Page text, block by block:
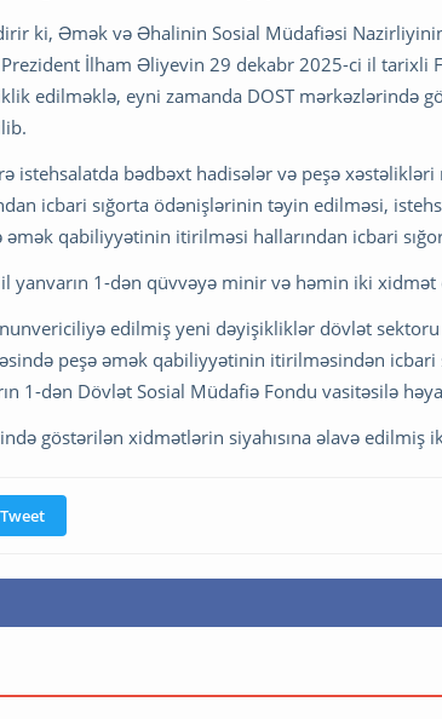
ki, Əmək və Əhalinin Sosial Müdafiəsi
İlham Əliyevin 29 dekabr 2025-ci il tarixli
edilməklə, eyni zamanda DOST mərkəzlərində
istehsalatda bədbəxt hadisələr və peşə
icbari sığorta ödənişlərinin təyin edilməsi,
əmək qabiliyyətinin itirilməsi hallarından icbari
il yanvarın 1-dən qüvvəyə minir və həmin iki
edilmiş yeni dəyişikliklər dövlət
peşə əmək qabiliyyətinin itirilməsindən icbari
1-dən Dövlət Sosial Müdafiə Fondu vasitəsilə
göstərilən xidmətlərin siyahısına əlavə edilmiş
Tweet